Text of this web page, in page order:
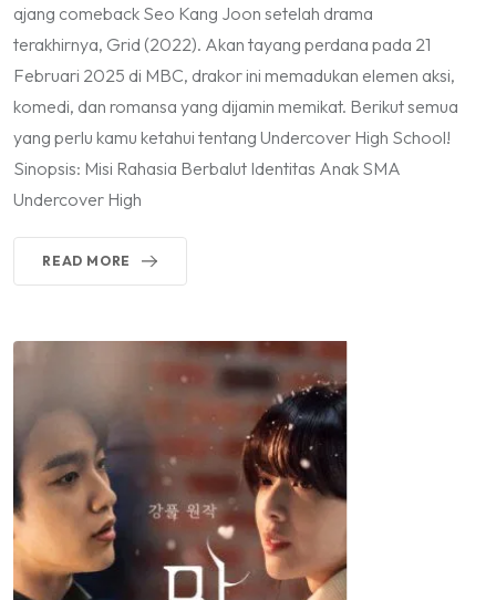
ajang comeback Seo Kang Joon setelah drama
terakhirnya, Grid (2022). Akan tayang perdana pada 21
Februari 2025 di MBC, drakor ini memadukan elemen aksi,
komedi, dan romansa yang dijamin memikat. Berikut semua
yang perlu kamu ketahui tentang Undercover High School!
Sinopsis: Misi Rahasia Berbalut Identitas Anak SMA
Undercover High
READ MORE